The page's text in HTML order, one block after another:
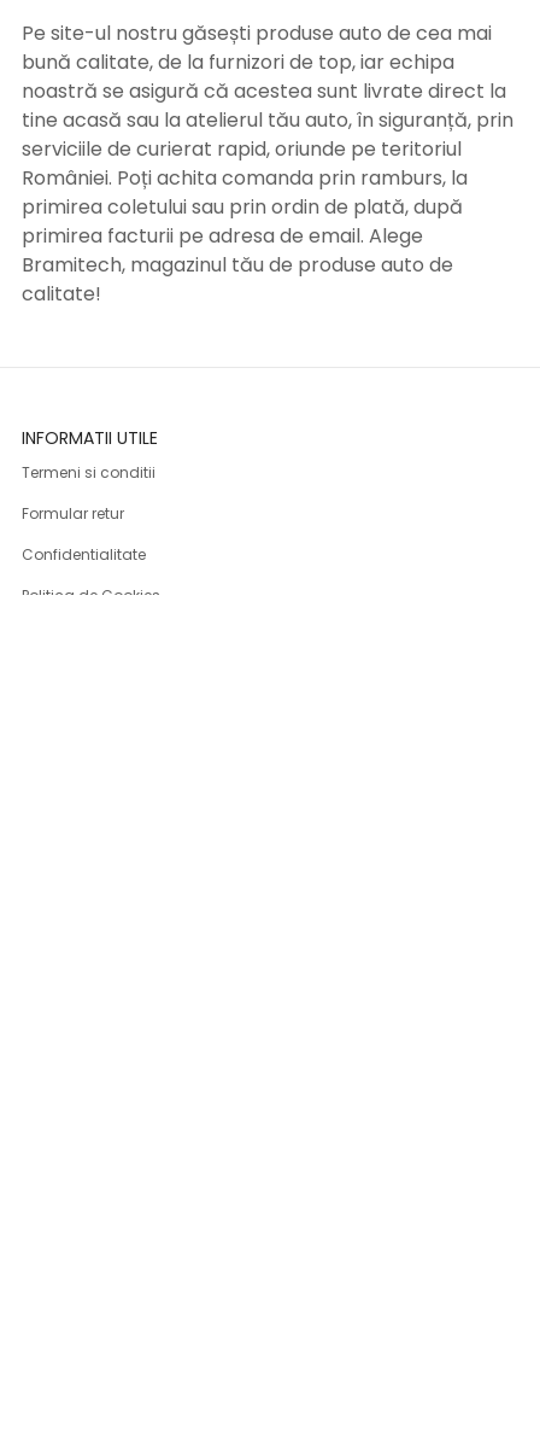
Pe site-ul nostru găsești produse auto de cea mai
bună calitate, de la furnizori de top, iar echipa
noastră se asigură că acestea sunt livrate direct la
tine acasă sau la atelierul tău auto, în siguranță, prin
serviciile de curierat rapid, oriunde pe teritoriul
României. Poți achita comanda prin ramburs, la
primirea coletului sau prin ordin de plată, după
primirea facturii pe adresa de email. Alege
Bramitech, magazinul tău de produse auto de
calitate!
INFORMATII UTILE
Termeni si conditii
Formular retur
Confidentialitate
Politica de Cookies